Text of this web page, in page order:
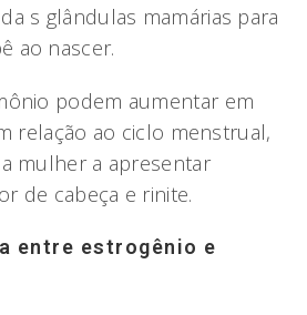
s glândulas mamárias para
ao nascer.
podem aumentar em
relação ao ciclo menstrual,
mulher a apresentar
de cabeça e rinite.
entre estrogênio e